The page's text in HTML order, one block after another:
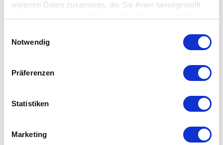
weiteren Daten zusammen, die Sie ihnen bereitgestellt
Datenschutzerklärung
Notwendig
Präferenzen
Statistiken
Marketing
☀️ 𝐇𝐚𝐥𝐥𝐨 𝐀𝐮𝐠𝐮𝐬𝐭 – 𝐒𝐨𝐦𝐦𝐞𝐫
Der August ist da – mit
Abenden und vielen
draußen zu verlegen. Jetzt ist
Terrasse oder Balkon in einen
🌿 𝐍𝐞𝐮 𝐢𝐦 𝐌𝐚𝐠𝐚𝐳𝐢𝐧: 𝐎𝐮𝐭𝐝𝐨𝐨𝐫
𝐋𝐢𝐯𝐢𝐧𝐠 – 𝐃𝐞𝐬𝐢𝐠𝐧-𝐈𝐝𝐞𝐞𝐧 𝐟ü𝐫
𝐁𝐚𝐥𝐤𝐨𝐧, 𝐓𝐞𝐫𝐫𝐚𝐬𝐬𝐞 & 𝐆𝐚𝐫𝐭𝐞𝐧 🌿
beginnen draußen. Doch
weit mehr als ein paar
Es geht darum, Außenbereiche